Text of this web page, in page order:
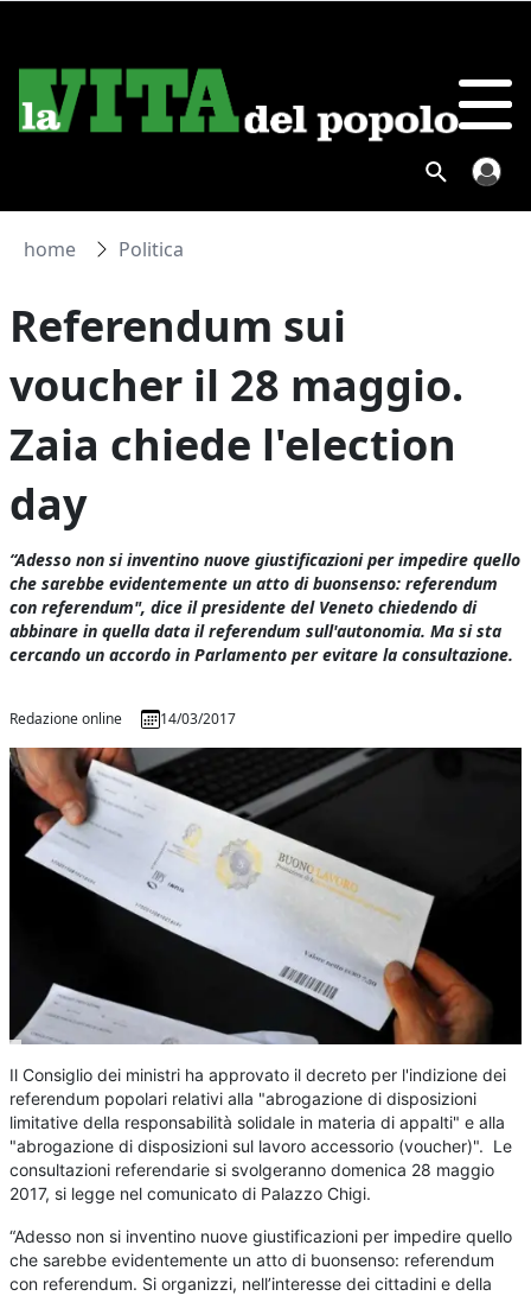
home Politica
Referendum sui
voucher il 28 maggio.
Zaia chiede l'election
day
“Adesso non si inventino nuove giustificazioni per impedire quello
che sarebbe evidentemente un atto di buonsenso: referendum
con referendum", dice il presidente del Veneto chiedendo di
abbinare in quella data il referendum sull'autonomia. Ma si sta
cercando un accordo in Parlamento per evitare la consultazione.
Redazione online 14/03/2017
Il Consiglio dei ministri ha approvato il decreto per l'indizione dei
referendum popolari relativi alla "abrogazione di disposizioni
limitative della responsabilità solidale in materia di appalti" e alla
"abrogazione di disposizioni sul lavoro accessorio (voucher)". Le
consultazioni referendarie si svolgeranno domenica 28 maggio
2017, si legge nel comunicato di Palazzo Chigi.
“Adesso non si inventino nuove giustificazioni per impedire quello
che sarebbe evidentemente un atto di buonsenso: referendum
con referendum. Si organizzi, nell’interesse dei cittadini e della